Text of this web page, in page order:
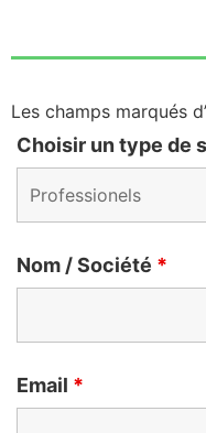
Les champs marqués
Choisir un type de
Nom / Société *
Email *